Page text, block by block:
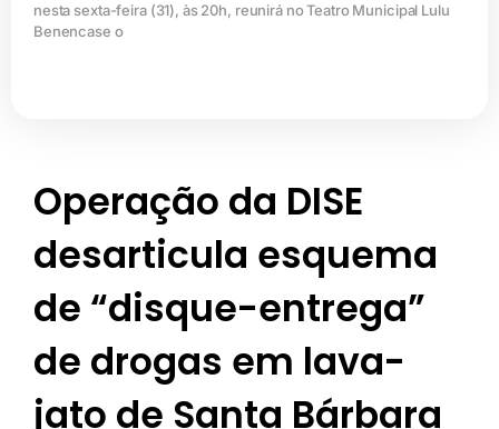
nesta sexta-feira (31), às 20h, reunirá no Teatro Municipal Lulu
Benencase o
Operação da DISE
desarticula esquema
de “disque-entrega”
de drogas em lava-
jato de Santa Bárbara